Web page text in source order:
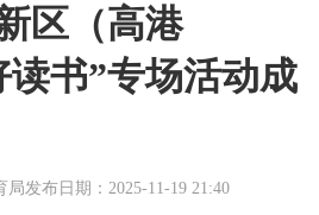
区（高港
读书”专场活动成
局发布日期：2025-11-19 21:40